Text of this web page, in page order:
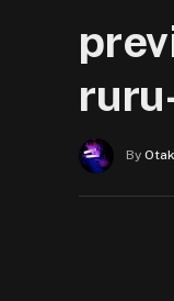
By